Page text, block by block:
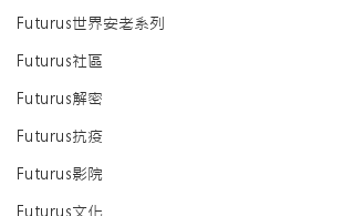
Futurus世界安老系列
Futurus社區
Futurus解密
Futurus抗疫
Futurus影院
Futurus文化